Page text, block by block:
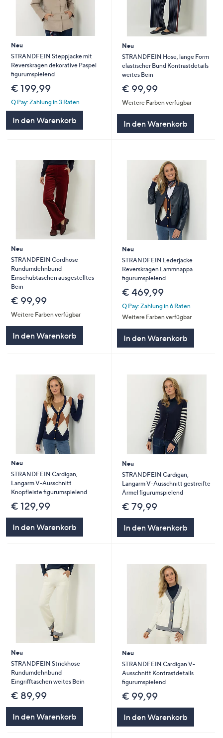
Neu
STRANDFEIN Steppjacke mit
Reverskragen dekorative Paspel
figurumspielend
€ 199,99
Q Pay: Zahlung in 3 Raten
In den Warenkorb
Neu
STRANDFEIN Hose, lange Form
elastischer Bund Kontrastdetails
weites Bein
€ 99,99
Weitere Farben verfügbar
In den Warenkorb
Neu
STRANDFEIN Cordhose
Rundumdehnbund
Einschubtaschen ausgestelltes
Bein
€ 99,99
Weitere Farben verfügbar
In den Warenkorb
Neu
STRANDFEIN Lederjacke
Reverskragen Lammnappa
figurumspielend
€ 469,99
Q Pay: Zahlung in 6 Raten
Weitere Farben verfügbar
In den Warenkorb
Neu
STRANDFEIN Cardigan,
Langarm V-Ausschnitt
Knopfleiste figurumspielend
€ 129,99
In den Warenkorb
Neu
STRANDFEIN Cardigan,
Langarm V-Ausschnitt gestreifte
Ärmel figurumspielend
€ 79,99
In den Warenkorb
Neu
STRANDFEIN Strickhose
Rundumdehnbund
Eingrifftaschen weites Bein
€ 89,99
In den Warenkorb
Neu
STRANDFEIN Cardigan V-
Ausschnitt Kontrastdetails
figurumspielend
€ 99,99
In den Warenkorb